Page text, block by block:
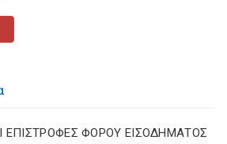
ΕΠΙΣΤΡΟΦΕΣ ΦΟΡΟΥ ΕΙΣΟΔΗΜΑΤΟΣ